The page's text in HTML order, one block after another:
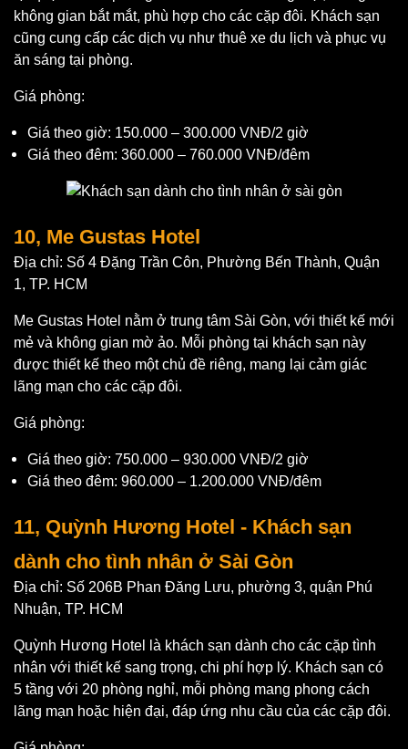
không gian bắt mắt, phù hợp cho các cặp đôi. Khách sạn
cũng cung cấp các dịch vụ như thuê xe du lịch và phục vụ
ăn sáng tại phòng.
Giá phòng:
Giá theo giờ: 150.000 – 300.000 VNĐ/2 giờ
Giá theo đêm: 360.000 – 760.000 VNĐ/đêm
10, Me Gustas Hotel
Địa chỉ: Số 4 Đặng Trần Côn, Phường Bến Thành, Quận
1, TP. HCM
Me Gustas Hotel nằm ở trung tâm Sài Gòn, với thiết kế mới
mẻ và không gian mờ ảo. Mỗi phòng tại khách sạn này
được thiết kế theo một chủ đề riêng, mang lại cảm giác
lãng mạn cho các cặp đôi.
Giá phòng:
Giá theo giờ: 750.000 – 930.000 VNĐ/2 giờ
Giá theo đêm: 960.000 – 1.200.000 VNĐ/đêm
11, Quỳnh Hương Hotel - Khách sạn
dành cho tình nhân ở Sài Gòn
Địa chỉ: Số 206B Phan Đăng Lưu, phường 3, quận Phú
Nhuận, TP. HCM
Quỳnh Hương Hotel là khách sạn dành cho các cặp tình
nhân với thiết kế sang trọng, chi phí hợp lý. Khách sạn có
5 tầng với 20 phòng nghỉ, mỗi phòng mang phong cách
lãng mạn hoặc hiện đại, đáp ứng nhu cầu của các cặp đôi.